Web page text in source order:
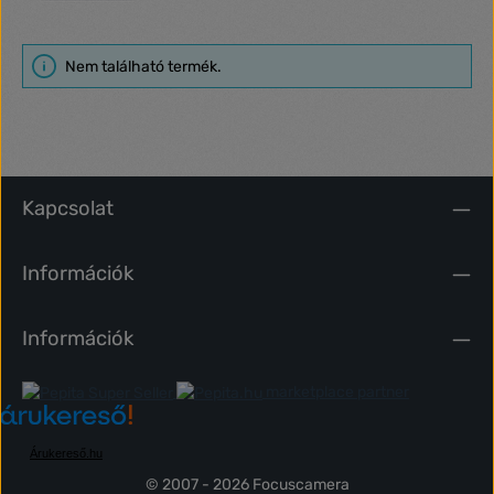
Nem található termék.
Kapcsolat
Információk
Információk
Árukereső.hu
© 2007 - 2026 Focuscamera